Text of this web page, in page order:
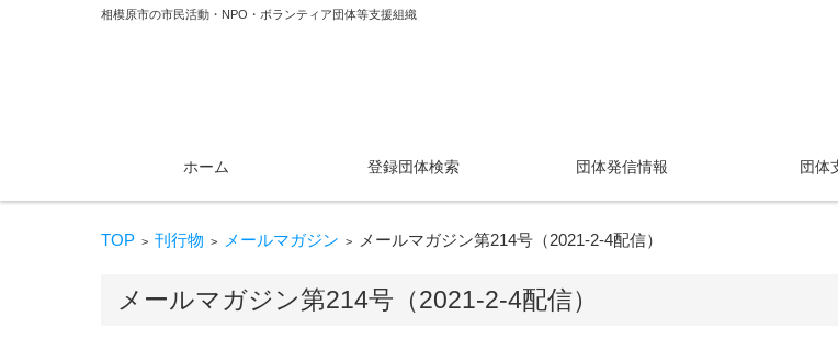
相模原市の市民活動・NPO・ボランティア団体等支援組織
ホーム 登録団体検索 団体発信情報 団体
TOP > 刊行物 > メールマガジン > メールマガジン第214号（2021-2-4配信）
メールマガジン第214号（2021-2-4配信）